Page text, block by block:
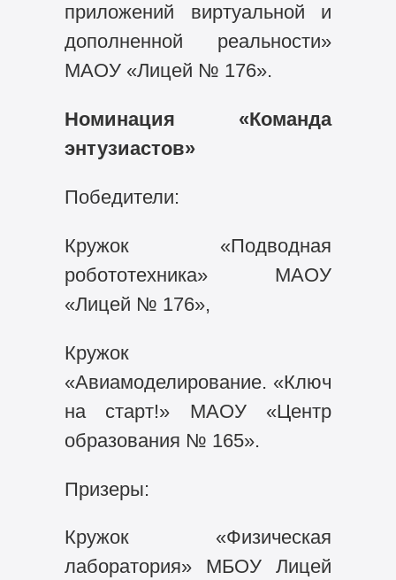
приложений виртуальной и
дополненной реальности»
МАОУ «Лицей № 176».
Номинация «Команда
энтузиастов»
Победители:
Кружок «Подводная
робототехника» МАОУ
«Лицей № 176»,
Кружок
«Авиамоделирование. «Ключ
на старт!» МАОУ «Центр
образования № 165».
Призеры:
Кружок «Физическая
лаборатория» МБОУ Лицей